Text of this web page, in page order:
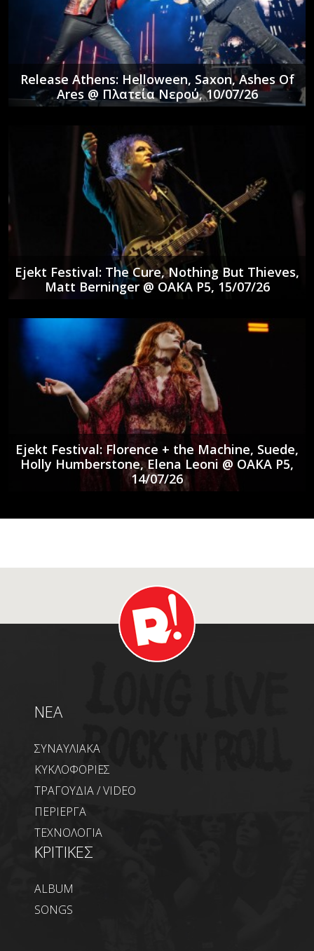
Release Athens: Helloween, Saxon, Ashes Of
Ares @ Πλατεία Νερού, 10/07/26
Ejekt Festival: The Cure, Nothing But Thieves,
Matt Berninger @ ΟΑΚΑ P5, 15/07/26
Ejekt Festival: Florence + the Machine, Suede,
Holly Humberstone, Elena Leoni @ ΟΑΚΑ P5,
14/07/26
NEA
ΣΥΝΑΥΛΙΑΚΑ
ΚΥΚΛΟΦΟΡΙΕΣ
ΤΡΑΓΟΥΔΙΑ / VIDEO
ΠΕΡΙΕΡΓΑ
ΤΕΧΝΟΛΟΓΙΑ
ΚΡΙΤΙΚΕΣ
ALBUM
SONGS